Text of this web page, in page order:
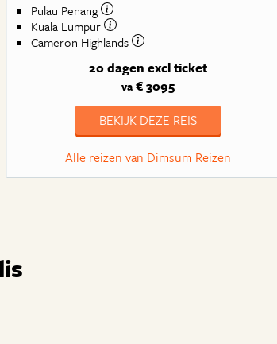
Pulau Penang
Kuala Lumpur
Cameron Highlands
20 dagen excl ticket
va € 3095
BEKIJK DEZE REIS
Alle reizen van Dimsum Reizen